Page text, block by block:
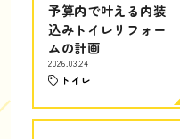
予算内で叶える内装
込みトイレリフォー
ムの計画
2026.03.24
トイレ